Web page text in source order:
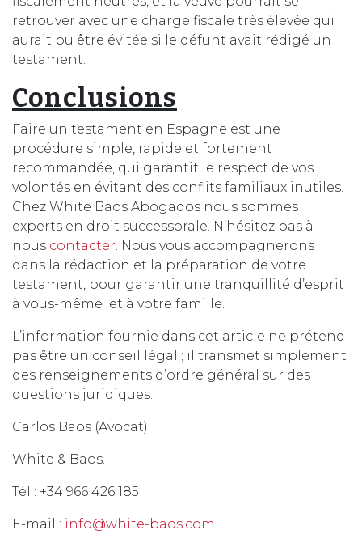
retrouver avec une charge fiscale très élevée qui
aurait pu être évitée si le défunt avait rédigé un
testament.
Conclusions
Faire un testament en Espagne est une
procédure simple, rapide et fortement
recommandée, qui garantit le respect de vos
volontés en évitant des conflits familiaux inutiles.
Chez White Baos Abogados nous sommes
experts en droit successorale. N’hésitez pas à
nous contacter . Nous vous accompagnerons
dans la rédaction et la préparation de votre
testament, pour garantir une tranquillité d’esprit
à vous-même et à votre famille.
L’information fournie dans cet article ne prétend
pas être un conseil légal ; il transmet simplement
des renseignements d’ordre général sur des
questions juridiques.
Carlos Baos (Avocat)
White & Baos.
Tél : +34 966 426 185
E-mail : info@white-baos.com